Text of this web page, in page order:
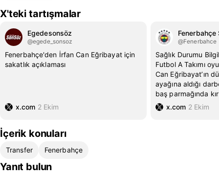
X'teki tartışmalar
Egedesonsöz
@egede_sonsoz
Fenerbahçe'den İrfan Can Eğribayat için
sakatlık açıklaması
x.com 2 Ekim
Fenerbahçe
@Fenerbahce
Sağlık Durumu
Futbol A Takımı
Can Eğribayat’ın
ayağına aldığı
baş parmağında
x.com 2 Ekim
İçerik konuları
Transfer Fenerbahçe
Yanıt bulun